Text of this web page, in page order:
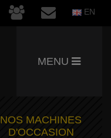
EN
MENU
NOS MACHINES
D'OCCASION